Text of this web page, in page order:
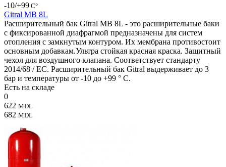
-10/+99 С°
Gitral MB 8L
Расширительный бак Gitral MB 8L - это расширительные баки
с фиксированной диафрагмой предназначены для систем
отопления с замкнутым контуром. Их мембрана противостоит
основным добавкам.Ультра стойкая красная краска. Защитный
чехол для воздушного клапана. Соответствует стандарту
2014/68 / ЕС. Расширительный бак Gitral выдерживает до 3
бар и температуры от -10 до +99 ° C.
Есть на складе
0
622 MDL
682 MDL